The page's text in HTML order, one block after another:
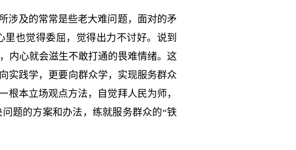
涉及的常常是些老大难问题，面对的矛
也觉得委屈，觉得出力不讨好。说到
内心就会滋生不敢打通的畏难情绪。这
实践学，更要向群众学，实现服务群众
根本立场观点方法，自觉拜人民为师，
题的方案和办法，练就服务群众的“铁